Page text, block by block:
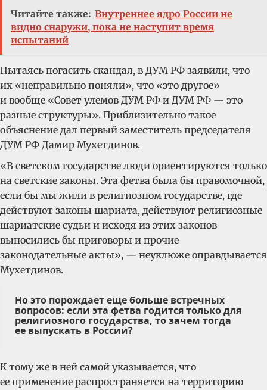
Читайте также: Внутреннее ядро России не
видно снаружи, пока не наступит время
испытаний
Пытаясь погасить скандал, в ДУМ РФ заявили, что
их «неправильно поняли», что «это другое»
и вообще «Совет улемов ДУМ РФ и ДУМ РФ — это
разные структуры». Приблизительно такое
объяснение дал первый заместитель председателя
ДУМ РФ Дамир Мухетдинов.
«В светском государстве люди ориентируются только
на светские законы. Эта фетва была бы правомочной,
если бы мы жили в религиозном государстве, где
действуют законы шариата, действуют религиозные
шариатские судьи и исходя из этих законов
выносились бы приговоры и прочие
законодательные акты», — неуклюже оправдывается
Мухетдинов.
Но это порождает еще больше встречных
вопросов: если эта фетва годится только для
религиозного государства, то зачем тогда
ее выпускать в России?
К тому же в ней самой указывается, что
ее применение распространяется на территорию